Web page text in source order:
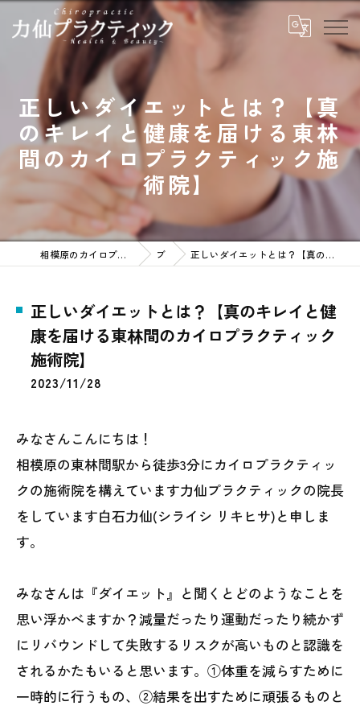
正しいダイエットとは？【真
のキレイと健康を届ける東林
間のカイロプラクティック施
術院】
相模原のカイロプラクティックなら力仙プラクティック ブログ 正しいダイエットとは？【真のキレイと健康を届ける東林間のカイロプラクティック施術院】
正しいダイエットとは？【真のキレイと健
康を届ける東林間のカイロプラクティック
施術院】
2023/11/28
みなさんこんにちは！
相模原の東林間駅から徒歩3分にカイロプラクティッ
クの施術院を構えています力仙プラクティックの院長
をしています白石力仙(シライシ リキヒサ)と申しま
す。
みなさんは『ダイエット』と聞くとどのようなことを
思い浮かべますか？減量だったり運動だったり続かず
にリバウンドして失敗するリスクが高いものと認識を
されるかたもいると思います。①体重を減らすために
一時的に行うもの、②結果を出すために頑張るものと